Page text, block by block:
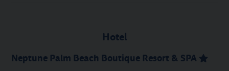
Hotel
Neptune Palm Beach Boutique Resort & SPA